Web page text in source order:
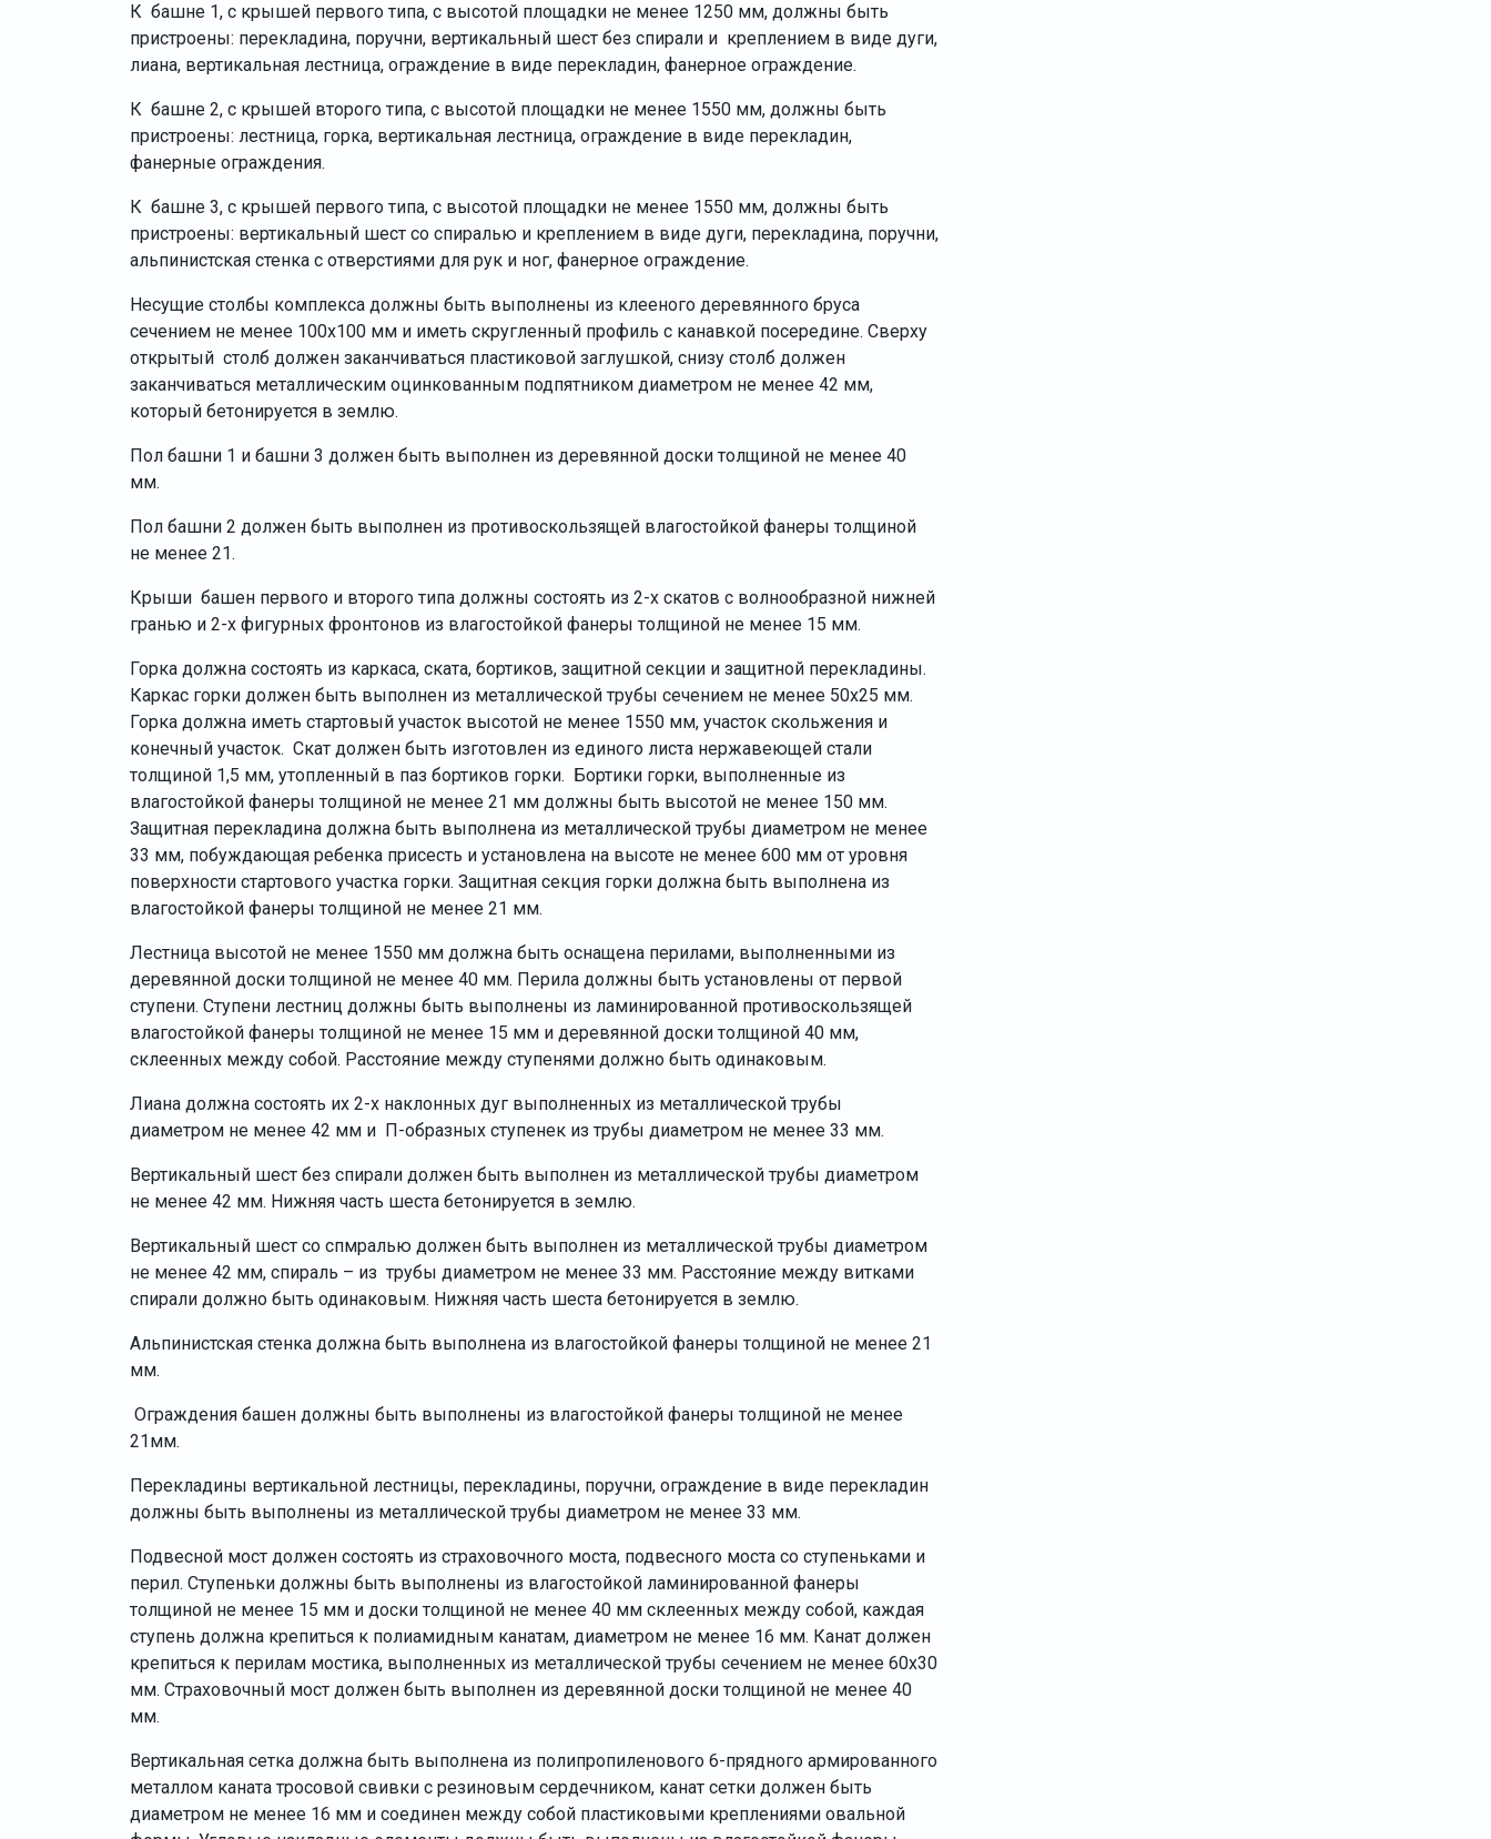
К башне 1, с крышей первого типа, с высотой площадки не менее 1250 мм, должны быть
пристроены: перекладина, поручни, вертикальный шест без спирали и креплением в виде дуги,
лиана, вертикальная лестница, ограждение в виде перекладин, фанерное ограждение.
К башне 2, с крышей второго типа, с высотой площадки не менее 1550 мм, должны быть
пристроены: лестница, горка, вертикальная лестница, ограждение в виде перекладин,
фанерные ограждения.
К башне 3, с крышей первого типа, с высотой площадки не менее 1550 мм, должны быть
пристроены: вертикальный шест со спиралью и креплением в виде дуги, перекладина, поручни,
альпинистская стенка с отверстиями для рук и ног, фанерное ограждение.
Несущие столбы комплекса должны быть выполнены из клееного деревянного бруса
сечением не менее 100х100 мм и иметь скругленный профиль с канавкой посередине. Сверху
открытый столб должен заканчиваться пластиковой заглушкой, снизу столб должен
заканчиваться металлическим оцинкованным подпятником диаметром не менее 42 мм,
который бетонируется в землю.
Пол башни 1 и башни 3 должен быть выполнен из деревянной доски толщиной не менее 40
мм.
Пол башни 2 должен быть выполнен из противоскользящей влагостойкой фанеры толщиной
не менее 21.
Крыши башен первого и второго типа должны состоять из 2-х скатов с волнообразной нижней
гранью и 2-х фигурных фронтонов из влагостойкой фанеры толщиной не менее 15 мм.
Горка должна состоять из каркаса, ската, бортиков, защитной секции и защитной перекладины.
Каркас горки должен быть выполнен из металлической трубы сечением не менее 50х25 мм.
Горка должна иметь стартовый участок высотой не менее 1550 мм, участок скольжения и
конечный участок. Скат должен быть изготовлен из единого листа нержавеющей стали
толщиной 1,5 мм, утопленный в паз бортиков горки. Бортики горки, выполненные из
влагостойкой фанеры толщиной не менее 21 мм должны быть высотой не менее 150 мм.
Защитная перекладина должна быть выполнена из металлической трубы диаметром не менее
33 мм, побуждающая ребенка присесть и установлена на высоте не менее 600 мм от уровня
поверхности стартового участка горки. Защитная секция горки должна быть выполнена из
влагостойкой фанеры толщиной не менее 21 мм.
Лестница высотой не менее 1550 мм должна быть оснащена перилами, выполненными из
деревянной доски толщиной не менее 40 мм. Перила должны быть установлены от первой
ступени. Ступени лестниц должны быть выполнены из ламинированной противоскользящей
влагостойкой фанеры толщиной не менее 15 мм и деревянной доски толщиной 40 мм,
склеенных между собой. Расстояние между ступенями должно быть одинаковым.
Лиана должна состоять их 2-х наклонных дуг выполненных из металлической трубы
диаметром не менее 42 мм и П-образных ступенек из трубы диаметром не менее 33 мм.
Вертикальный шест без спирали должен быть выполнен из металлической трубы диаметром
не менее 42 мм. Нижняя часть шеста бетонируется в землю.
Вертикальный шест со спмралью должен быть выполнен из металлической трубы диаметром
не менее 42 мм, спираль – из трубы диаметром не менее 33 мм. Расстояние между витками
спирали должно быть одинаковым. Нижняя часть шеста бетонируется в землю.
Альпинистская стенка должна быть выполнена из влагостойкой фанеры толщиной не менее 21
мм.
Ограждения башен должны быть выполнены из влагостойкой фанеры толщиной не менее
21мм.
Перекладины вертикальной лестницы, перекладины, поручни, ограждение в виде перекладин
должны быть выполнены из металлической трубы диаметром не менее 33 мм.
Подвесной мост должен состоять из страховочного моста, подвесного моста со ступеньками и
перил. Ступеньки должны быть выполнены из влагостойкой ламинированной фанеры
толщиной не менее 15 мм и доски толщиной не менее 40 мм склеенных между собой, каждая
ступень должна крепиться к полиамидным канатам, диаметром не менее 16 мм. Канат должен
крепиться к перилам мостика, выполненных из металлической трубы сечением не менее 60х30
мм. Страховочный мост должен быть выполнен из деревянной доски толщиной не менее 40
мм.
Вертикальная сетка должна быть выполнена из полипропиленового 6-прядного армированного
металлом каната тросовой свивки с резиновым сердечником, канат сетки должен быть
диаметром не менее 16 мм и соединен между собой пластиковыми креплениями овальной